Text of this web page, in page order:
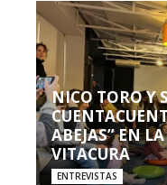
NICO TORO Y
ABEJAS” EN
VITACURA
ENTREVISTAS